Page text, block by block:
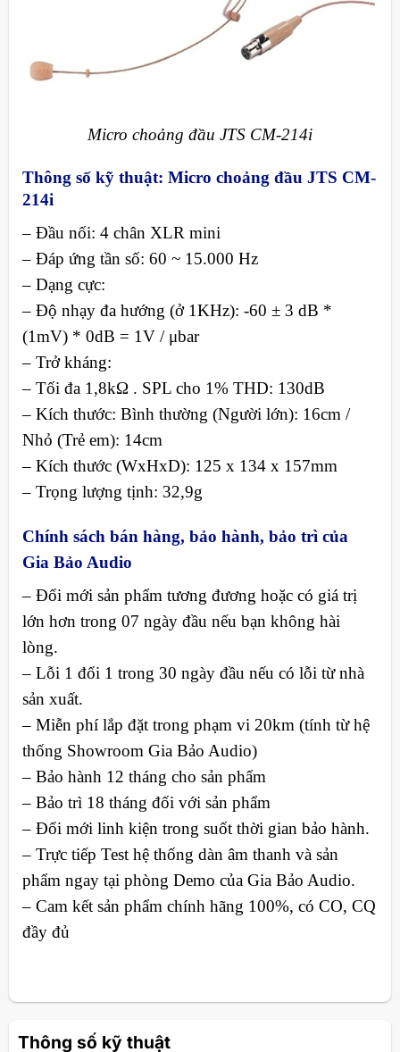
Micro choảng đầu JTS CM-214i
Thông số kỹ thuật: Micro choảng đầu JTS CM-
214i
– Đầu nối: 4 chân XLR mini
– Đáp ứng tần số: 60 ~ 15.000 Hz
– Dạng cực:
– Độ nhạy đa hướng (ở 1KHz): -60 ± 3 dB *
(1mV) * 0dB = 1V / μbar
– Trở kháng:
– Tối đa 1,8kΩ . SPL cho 1% THD: 130dB
– Kích thước: Bình thường (Người lớn): 16cm /
Nhỏ (Trẻ em): 14cm
– Kích thước (WxHxD): 125 x 134 x 157mm
– Trọng lượng tịnh: 32,9g
Chính sách bán hàng, bảo hành, bảo trì của
Gia Bảo Audio
– Đổi mới sản phẩm tương đương hoặc có giá trị
lớn hơn trong 07 ngày đầu nếu bạn không hài
lòng.
– Lỗi 1 đổi 1 trong 30 ngày đầu nếu có lỗi từ nhà
sản xuất.
– Miễn phí lắp đặt trong phạm vi 20km (tính từ hệ
thống Showroom Gia Bảo Audio)
– Bảo hành 12 tháng cho sản phẩm
– Bảo trì 18 tháng đối với sản phẩm
– Đổi mới linh kiện trong suốt thời gian bảo hành.
– Trực tiếp Test hệ thống dàn âm thanh và sản
phẩm ngay tại phòng Demo của Gia Bảo Audio.
– Cam kết sản phẩm chính hãng 100%, có CO, CQ
đầy đủ
Thông số kỹ thuật